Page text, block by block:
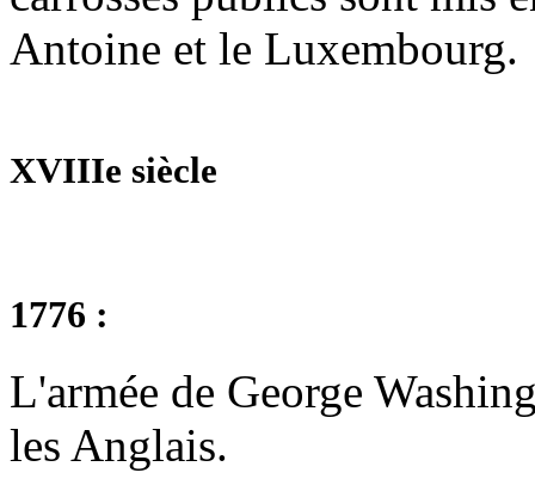
Antoine et le Luxembourg.
XVIIIe siècle
1776 :
L'armée de George
les Anglais.